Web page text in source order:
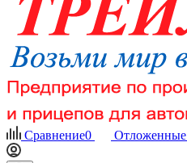
Сравнение0 Отложенные